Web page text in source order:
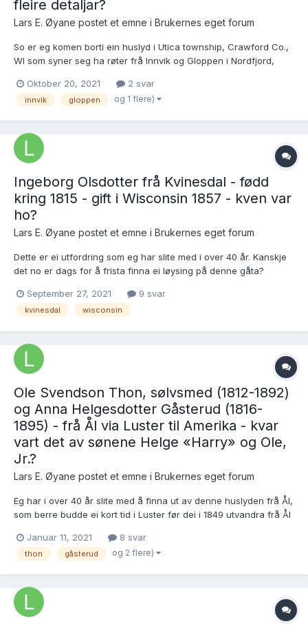
fleire detaljar?
Lars E. Øyane postet et emne i Brukernes eget forum
So er eg komen borti ein huslyd i Utica township, Crawford Co.,
WI som syner seg ha røter frå Innvik og Gloppen i Nordfjord,
#191 på denne sida:
https://www.familysearch.org/ark:/61903/3:1:S3HY-DCY9-5HK
Oktober 20, 2021 2 svar
innvik gloppen og 1 flere)
Ingeborg Olsdotter frå Kvinesdal - fødd
kring 1815 - gift i Wisconsin 1857 - kven var
ho?
Lars E. Øyane postet et emne i Brukernes eget forum
Dette er ei utfordring som eg har slite med i over 40 år. Kanskje
det no er dags for å frista finna ei løysing på denne gåta?
enkjemannen Johannes Janson frå Søvde i Luster (1796-1871).
Ho er oppgjevi vera 52 år gamal - fødd...
September 27, 2021 9 svar
kvinesdal wisconsin
Ole Svendson Thon, sølvsmed (1812-1892)
og Anna Helgesdotter Gåsterud (1816-
1895) - frå Ål via Luster til Amerika - kvar
vart det av sønene Helge «Harry» og Ole,
Jr.?
Lars E. Øyane postet et emne i Brukernes eget forum
Eg har i over 40 år slite med å finna ut av denne huslyden frå Ål,
som berre budde ei kort tid i Luster før dei i 1849 utvandra frå Ål
eg i 1982 sett skiftet etter Ole Svendson Thon i Vernon Co., WI
der det gjekk fram at son...
Januar 11, 2021 8 svar
thon gåsterud og 2 flere)